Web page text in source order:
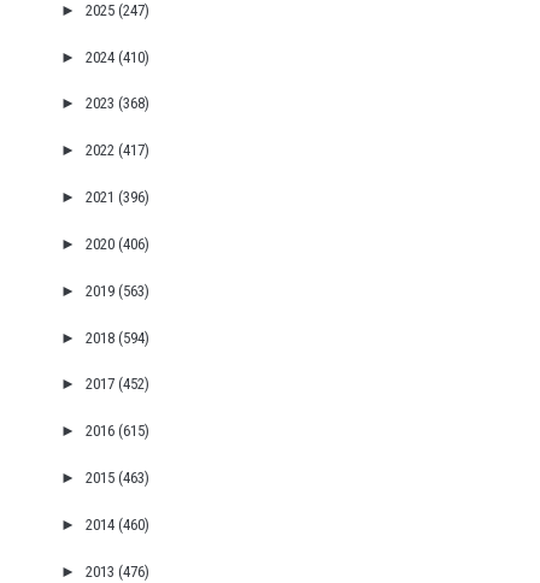
► 2025 (247)
► 2024 (410)
► 2023 (368)
► 2022 (417)
► 2021 (396)
► 2020 (406)
► 2019 (563)
► 2018 (594)
► 2017 (452)
► 2016 (615)
► 2015 (463)
► 2014 (460)
► 2013 (476)